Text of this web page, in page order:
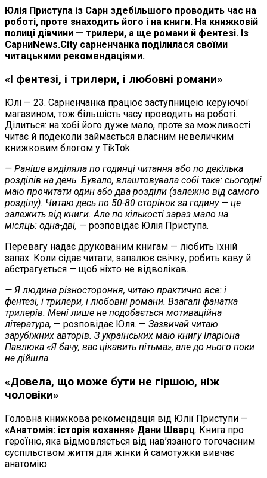
Юлія Приступа із Сарн здебільшого проводить час на
роботі, проте знаходить його і на книги. На книжковій
полиці дівчини — трилери, а ще романи й фентезі. Із
СарниNews.City сарненчанка поділилася своїми
читацькими рекомендаціями.
«І фентезі, і трилери, і любовні романи»
Юлі — 23. Сарненчанка працює заступницею керуючої
магазином, тож більшість часу проводить на роботі.
Ділиться: на хобі його дуже мало, проте за можливості
читає й подеколи займається власним невеличким
книжковим блогом у TikTok.
— Раніше виділяла по годинці читання або по декілька
розділів на день. Бувало, влаштовувала собі таке: сьогодні
маю прочитати один або два розділи (залежно від самого
розділу). Читаю десь по 50-80 сторінок за годину — це
залежить від книги. Але по кількості зараз мало на
місяць: одна-дві, — розповідає Юлія Приступа.
Перевагу надає друкованим книгам — любить їхній
запах. Коли сідає читати, запалює свічку, робить каву й
абстрагується — щоб ніхто не відволікав.
— Я людина різностороння, читаю практично все: і
фентезі, і трилери, і любовні романи. Взагалі фанатка
трилерів. Мені лише не подобається мотиваційна
література, — розповідає Юля. — Зазвичай читаю
зарубіжних авторів. З українських маю книгу Іларіона
Павлюка «Я бачу, вас цікавить пітьма», але до нього поки
не дійшла.
«Довела, що може бути не гіршою, ніж
чоловіки»
Головна книжкова рекомендація від Юлії Приступи —
«Анатомія: історія кохання» Дани Шварц. Книга про
героїню, яка відмовляється від нав’язаного тогочасним
суспільством життя для жінки й самотужки вивчає
анатомію.